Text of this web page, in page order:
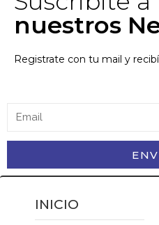
nuestros
Registrate con tu mail y
INICIO